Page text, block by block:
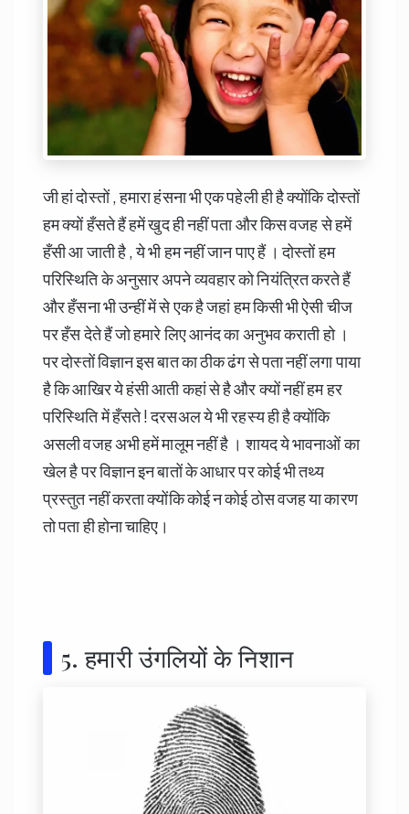
जी हां दोस्तों , हमारा हंसना भी एक पहेली ही है क्योंकि दोस्तों
हम क्यों हँसते हैं हमें खुद ही नहीं पता और किस वजह से हमें
हँसी आ जाती है , ये भी हम नहीं जान पाए हैं । दोस्तों हम
परिस्थिति के अनुसार अपने व्यवहार को नियंत्रित करते हैं
और हँसना भी उन्हीं में से एक है जहां हम किसी भी ऐसी चीज
पर हँस देते हैं जो हमारे लिए आनंद का अनुभव कराती हो ।
पर दोस्तों विज्ञान इस बात का ठीक ढंग से पता नहीं लगा पाया
है कि आखिर ये हंसी आती कहां से है और क्यों नहीं हम हर
परिस्थिति में हँसते ! दरसअल ये भी रहस्य ही है क्योंकि
असली वजह अभी हमें मालूम नहीं है । शायद ये भावनाओं का
खेल है पर विज्ञान इन बातों के आधार पर कोई भी तथ्य
प्रस्तुत नहीं करता क्योंकि कोई न कोई ठोस वजह या कारण
तो पता ही होना चाहिए।
5. हमारी उंगलियों के निशान